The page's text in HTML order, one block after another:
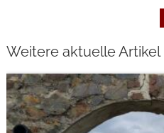
Weitere aktuelle Artikel